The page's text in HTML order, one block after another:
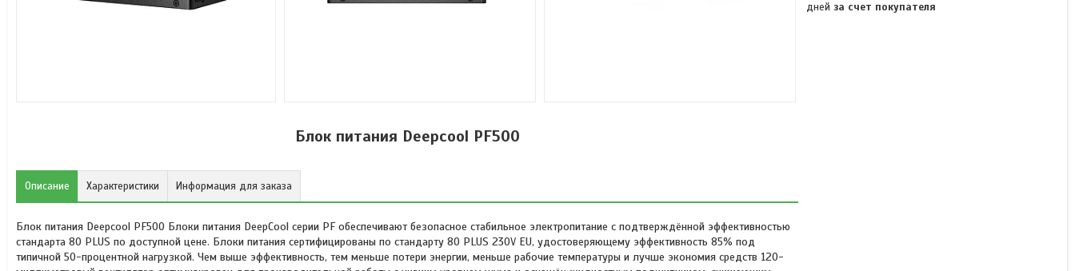
Блок питания Deepcool PF500
Описание Характеристики Информация для заказа
Блок питания Deepcool PF500 Блоки питания DeepCool серии PF обеспечивают безопасное стабильное электропитание с подтверждённой эффективностью
стандарта 80 PLUS по доступной цене. Блоки питания сертифицированы по стандарту 80 PLUS 230V EU, удостоверяющему эффективность 85% под
типичной 50-процентной нагрузкой. Чем выше эффективность, тем меньше потери энергии, меньше рабочие температуры и лучше экономия средств 120-
дней за счет покупателя